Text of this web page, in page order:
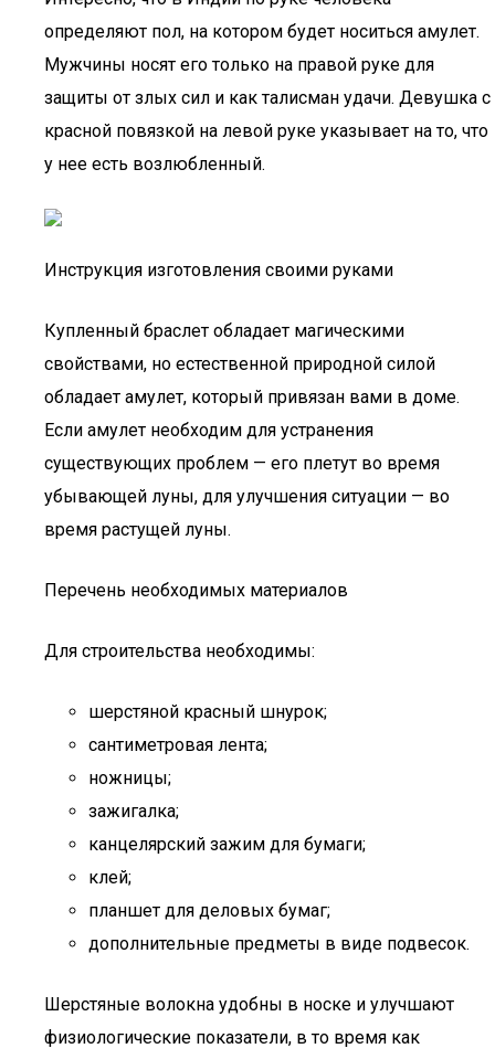
определяют пол, на котором будет носиться амулет.
Мужчины носят его только на правой руке для
защиты от злых сил и как талисман удачи. Девушка с
красной повязкой на левой руке указывает на то, что
у нее есть возлюбленный.
Инструкция изготовления своими руками
Купленный браслет обладает магическими
свойствами, но естественной природной силой
обладает амулет, который привязан вами в доме.
Если амулет необходим для устранения
существующих проблем — его плетут во время
убывающей луны, для улучшения ситуации — во
время растущей луны.
Перечень необходимых материалов
Для строительства необходимы:
шерстяной красный шнурок;
сантиметровая лента;
ножницы;
зажигалка;
канцелярский зажим для бумаги;
клей;
планшет для деловых бумаг;
дополнительные предметы в виде подвесок.
Шерстяные волокна удобны в носке и улучшают
физиологические показатели, в то время как